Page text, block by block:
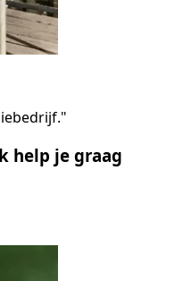
help je graag